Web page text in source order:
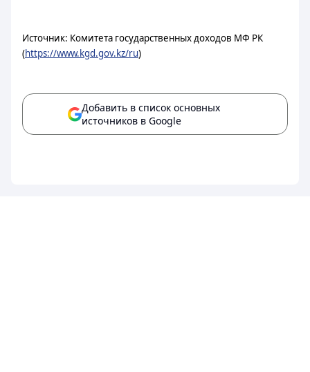
Источник: Комитета государственных доходов МФ РК
(https://www.kgd.gov.kz/ru)
Добавить в список основных
источников в Google